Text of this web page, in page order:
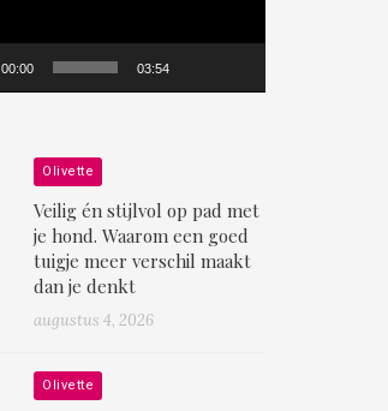
00:00 03:54
Olivette
Veilig én stijlvol op pad met
je hond. Waarom een goed
tuigje meer verschil maakt
dan je denkt
augustus 4, 2026
Olivette